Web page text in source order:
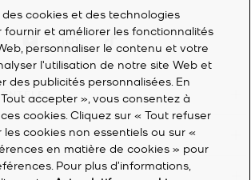
des cookies et des technologies
fournir et améliorer les fonctionnalités
personnaliser le contenu et votre
l'utilisation de notre site Web et
des publicités personnalisées. En
accepter », vous consentez à
cookies. Cliquez sur « Tout refuser
cookies non essentiels ou sur «
en matière de cookies » pour
Pour plus d’informations,